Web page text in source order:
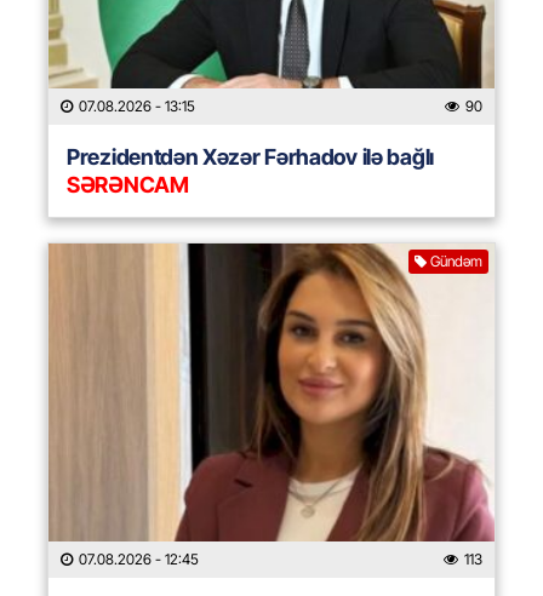
07.08.2026 - 13:15 90
Prezidentdən Xəzər Fərhadov ilə bağlı
SƏRƏNCAM
Gündəm
07.08.2026 - 12:45 113